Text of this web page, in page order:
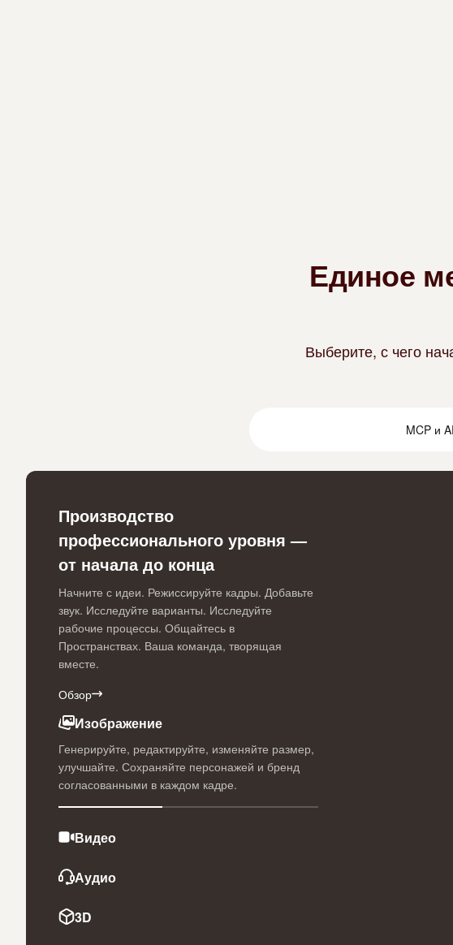
Единое
Выберите, с чего
MCP и
Производство
профессионального уровня —
от начала до конца
Начните с идеи. Режиссируйте кадры. Добавьте
звук. Исследуйте варианты. Исследуйте
рабочие процессы. Общайтесь в
Пространствах. Ваша команда, творящая
вместе.
Обзор
Изображение
Генерируйте, редактируйте, изменяйте размер,
улучшайте. Сохраняйте персонажей и бренд
согласованными в каждом кадре.
Видео
Аудио
3D